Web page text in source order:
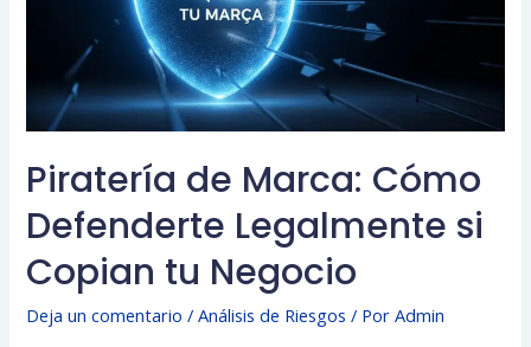
Piratería de Marca: Cómo
Defenderte Legalmente si
Copian tu Negocio
Deja un comentario /Análisis de Riesgos / PorAdmin